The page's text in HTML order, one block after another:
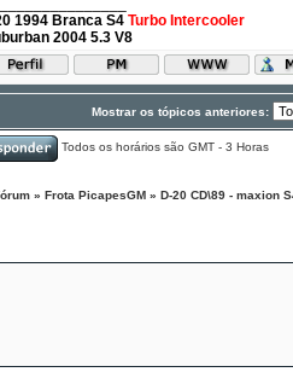
1994 Branca S4 Turbo Intercooler
2004 5.3 V8
Mostrar os tópicos anteriores:
Todos os horários são GMT - 3 Horas
» Frota PicapesGM » D-20 CD\89 - maxion